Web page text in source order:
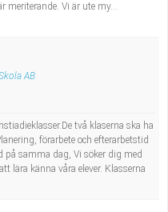
meriterande. Vi är ute my...
AB
två klaserna ska ha
förarbete och efterarbetstid
på samma dag, Vi söker dig med
lära känna våra elever. Klasserna